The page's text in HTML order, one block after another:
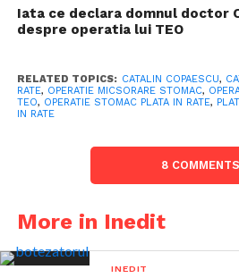
Iata ce declara domnul doctor
despre operatia lui TEO
RELATED TOPICS: CATALIN COPAESCU,
RATE, OPERATIE MICSORARE STOMAC,
TEO, OPERATIE STOMAC PLATA IN RATE,
IN RATE
8 COMMENTS
More in Inedit
INEDIT